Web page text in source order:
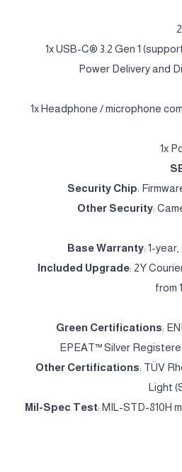
1x USB-C® 3.2 Gen 1
Power Delivery and
1x Headphone / microphone
1x
Security Chip:
Other Security:
Base Warranty: 1-
Included Upgrade: 2Y
from
Green Certifications:
EPEAT™ Silver
Other Certifications: TÜV
Light
Mil-Spec Test: MIL-STD-810H